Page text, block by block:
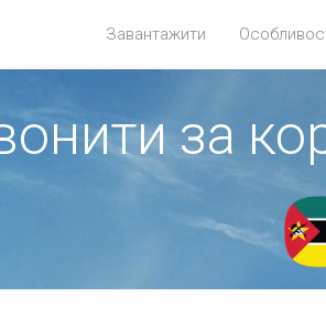
Завантажити
за